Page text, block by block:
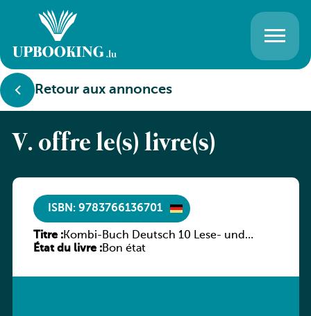
Retour aux annonces
V. offre le(s) livre(s)
ISBN: 9783766136701
Titre :Kombi-Buch Deutsch 10 Lese- und
Sprachbuch
État du livre :Bon état